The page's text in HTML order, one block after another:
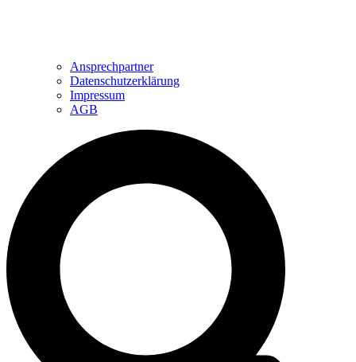
Ansprechpartner
Datenschutzerklärung
Impressum
AGB